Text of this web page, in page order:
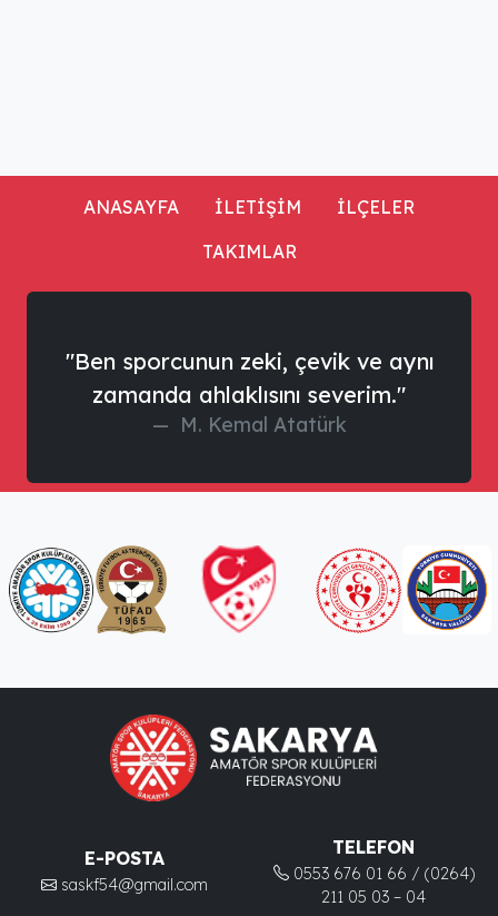
ANASAYFA İLETİŞİM
İLÇELER
TAKIMLAR
"Ben sporcunun zeki, çevik ve aynı
zamanda ahlaklısını severim."
M. Kemal Atatürk
E-POSTA
saskf54@gmail.com
TELEFON
0553 676 01 66 / (0264)
211 05 03 – 04